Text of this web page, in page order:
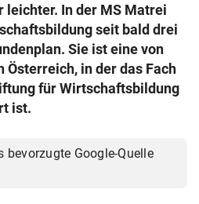
leichter. In der MS Matrei
seit bald drei
Sie ist eine von
Österreich, in der das Fach
für Wirtschaftsbildung
ist.
bevorzugte Google-Quelle